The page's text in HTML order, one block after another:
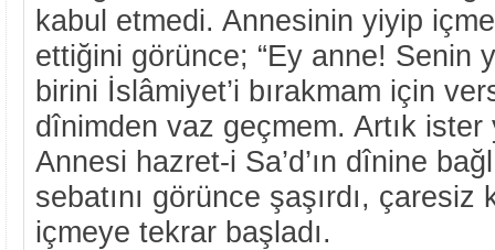
kabul etmedi. Annesinin yiyip
ettiğini görünce; “Ey anne! Senin
birini İslâmiyet’i bırakmam için
dînimden vaz geçmem. Artık
Annesi hazret-i Sa’d’ın dînine
sebatını görünce şaşırdı, çaresiz
içmeye tekrar başladı.